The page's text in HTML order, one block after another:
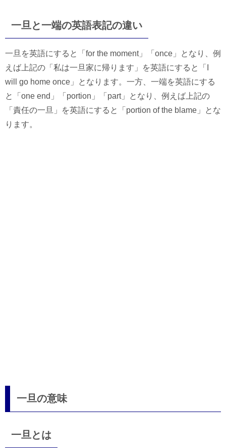
一旦と一端の英語表記の違い
一旦を英語にすると「for the moment」「once」となり、例
えば上記の「私は一旦家に帰ります」を英語にすると「I
will go home once」となります。一方、一端を英語にする
と「one end」「portion」「part」となり、例えば上記の
「責任の一旦」を英語にすると「portion of the blame」とな
ります。
一旦の意味
一旦とは